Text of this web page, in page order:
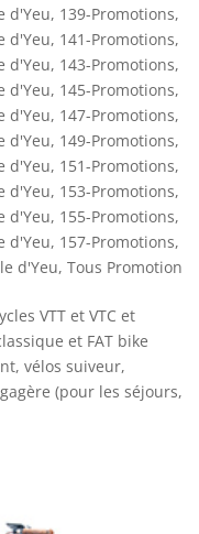
d'Yeu, 139-Promotions,
d'Yeu, 141-Promotions,
d'Yeu, 143-Promotions,
d'Yeu, 145-Promotions,
d'Yeu, 147-Promotions,
d'Yeu, 149-Promotions,
d'Yeu, 151-Promotions,
d'Yeu, 153-Promotions,
d'Yeu, 155-Promotions,
d'Yeu, 157-Promotions,
d'Yeu, Tous Promotion
VTT et VTC et
et FAT bike
vélos suiveur,
(pour les séjours,